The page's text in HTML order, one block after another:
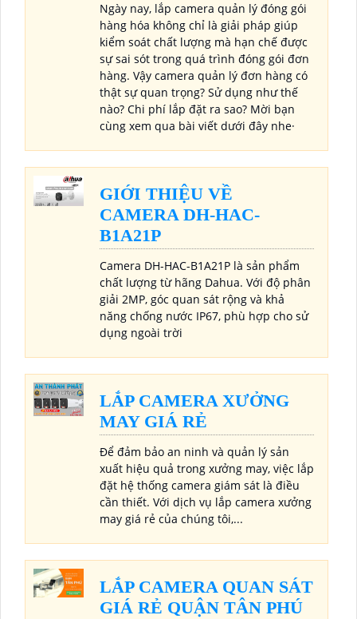
Ngày nay, lắp camera quản lý đóng gói
hàng hóa không chỉ là giải pháp giúp
kiểm soát chất lượng mà hạn chế được
sự sai sót trong quá trình đóng gói đơn
hàng. Vậy camera quản lý đơn hàng có
thật sự quan trọng? Sử dụng như thế
nào? Chi phí lắp đặt ra sao? Mời bạn
cùng xem qua bài viết dưới đây nhe·
GIỚI THIỆU VỀ
CAMERA DH-HAC-
B1A21P
Camera DH-HAC-B1A21P là sản phẩm
chất lượng từ hãng Dahua. Với độ phân
giải 2MP, góc quan sát rộng và khả
năng chống nước IP67, phù hợp cho sử
dụng ngoài trời
LẮP CAMERA XƯỞNG
MAY GIÁ RẺ
Để đảm bảo an ninh và quản lý sản
xuất hiệu quả trong xưởng may, việc lắp
đặt hệ thống camera giám sát là điều
cần thiết. Với dịch vụ lắp camera xưởng
may giá rẻ của chúng tôi,...
LẮP CAMERA QUAN SÁT
GIÁ RẺ QUẬN TÂN PHÚ